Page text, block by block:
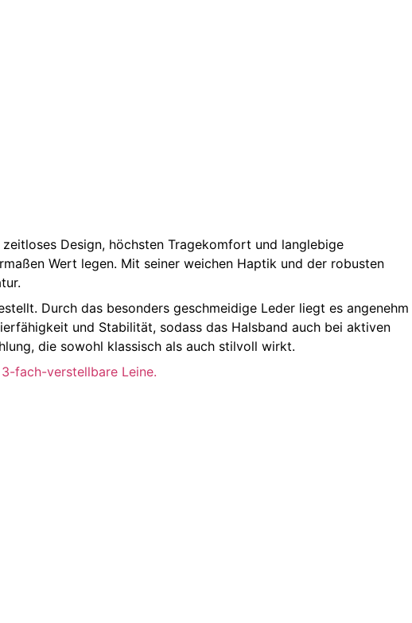
Design, höchsten Tragekomfort und langlebige
Wert legen. Mit seiner weichen Haptik und der robusten
Durch das besonders geschmeidige Leder liegt es angenehm
und Stabilität, sodass das Halsband auch bei aktiven
die sowohl klassisch als auch stilvoll wirkt.
3-fach-verstellbare Leine.